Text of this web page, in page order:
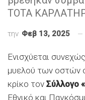
ΤΟΤΑ
την Φεβ 13, 2025
Ενισχύεται
μυελού των οστών
κρίκο τον Σύλλογο
Εθνικό και